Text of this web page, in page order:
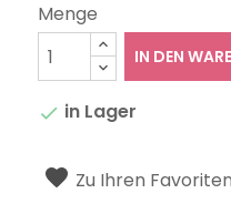
Menge
IN DEN
 in Lager
Zu Ihren